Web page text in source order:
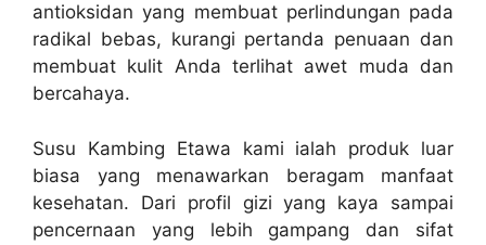
antioksidan yang membuat perlindungan pada
radikal bebas, kurangi pertanda penuaan dan
membuat kulit Anda terlihat awet muda dan
bercahaya.
Susu Kambing Etawa kami ialah produk luar
biasa yang menawarkan beragam manfaat
kesehatan. Dari profil gizi yang kaya sampai
pencernaan yang lebih gampang dan sifat